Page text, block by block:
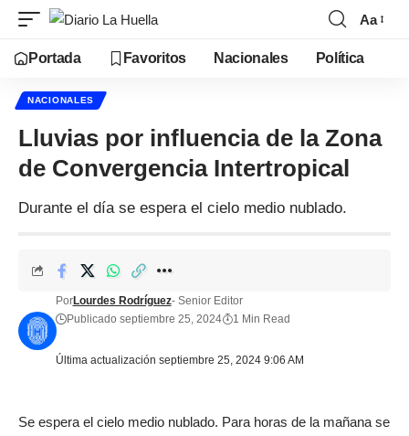
Aa
Portada Favoritos Nacionales Política
NACIONALES
Lluvias por influencia de la Zona
de Convergencia Intertropical
Durante el día se espera el cielo medio nublado.
Última actualización septiembre 25, 2024 9:06 AM
PorLourdes Rodríguez- Senior Editor
Publicado septiembre 25, 2024
1 Min Read
Se espera el cielo medio nublado. Para horas de la mañana se